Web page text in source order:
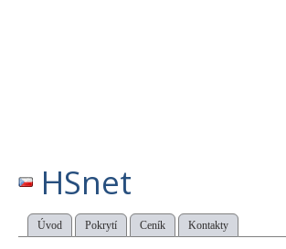
HSnet
Úvod Pokrytí Ceník Kontakty